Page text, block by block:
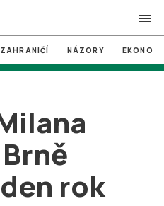
search
ZAHRANIČÍ NÁZORY
rok